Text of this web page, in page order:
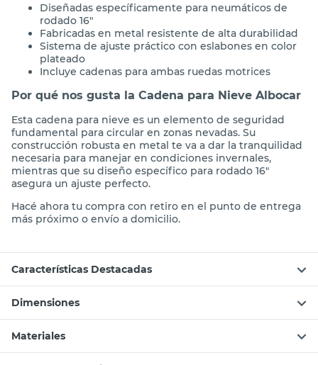
Diseñadas específicamente para neumáticos de
rodado 16"
Fabricadas en metal resistente de alta durabilidad
Sistema de ajuste práctico con eslabones en color
plateado
Incluye cadenas para ambas ruedas motrices
Por qué nos gusta la Cadena para Nieve Albocar
Esta cadena para nieve es un elemento de seguridad
fundamental para circular en zonas nevadas. Su
construcción robusta en metal te va a dar la tranquilidad
necesaria para manejar en condiciones invernales,
mientras que su diseño específico para rodado 16"
asegura un ajuste perfecto.
Hacé ahora tu compra con retiro en el punto de entrega
más próximo o envío a domicilio.
Características Destacadas
Dimensiones
Materiales